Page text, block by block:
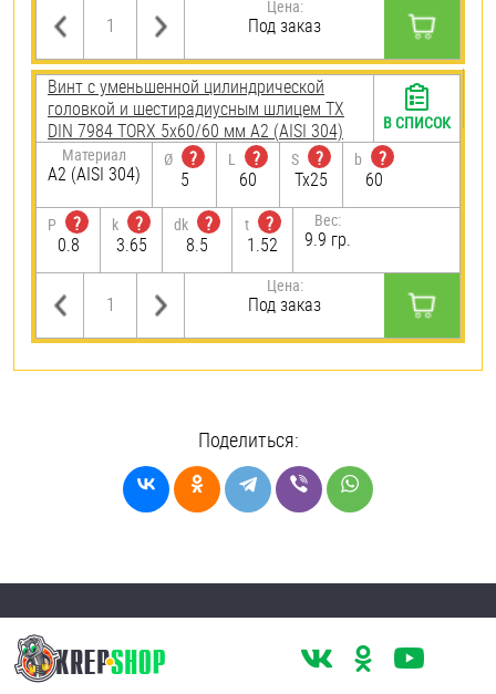
Цена:
Под заказ
Винт с уменьшенной цилиндрической
головкой и шестирадиусным шлицем TX
DIN 7984 TORX 5х60/60 мм А2 (AISI 304)
Материал
А2 (AISI 304)
Ø
?
5
L
?
60
S
?
Tx25
b
?
60
P
?
0.8
k
?
3.65
dk
?
8.5
t
?
1.52
Вес:
9.9 гр.
Цена:
Под заказ
В СПИСОК
Поделиться: